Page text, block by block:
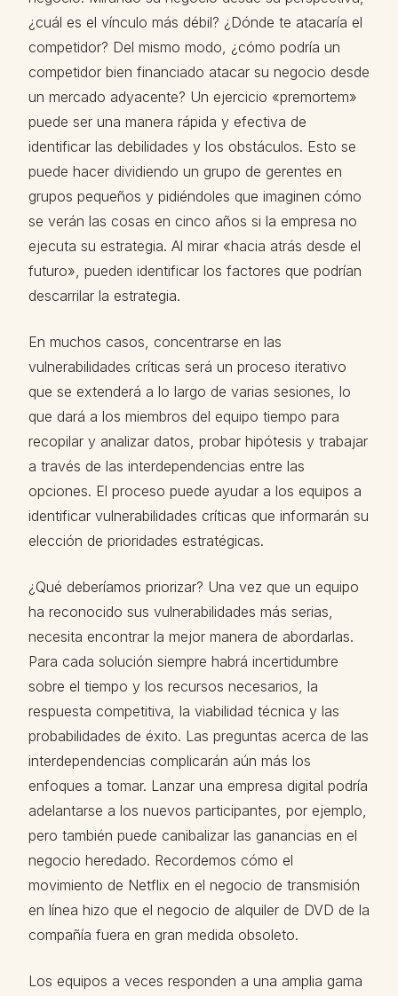
¿cuál es el vínculo más débil? ¿Dónde te atacaría el
competidor? Del mismo modo, ¿cómo podría un
competidor bien financiado atacar su negocio desde
un mercado adyacente? Un ejercicio «premortem»
puede ser una manera rápida y efectiva de
identificar las debilidades y los obstáculos. Esto se
puede hacer dividiendo un grupo de gerentes en
grupos pequeños y pidiéndoles que imaginen cómo
se verán las cosas en cinco años si la empresa no
ejecuta su estrategia. Al mirar «hacia atrás desde el
futuro», pueden identificar los factores que podrían
descarrilar la estrategia.
En muchos casos, concentrarse en las
vulnerabilidades críticas será un proceso iterativo
que se extenderá a lo largo de varias sesiones, lo
que dará a los miembros del equipo tiempo para
recopilar y analizar datos, probar hipótesis y trabajar
a través de las interdependencias entre las
opciones. El proceso puede ayudar a los equipos a
identificar vulnerabilidades críticas que informarán su
elección de prioridades estratégicas.
¿Qué deberíamos priorizar? Una vez que un equipo
ha reconocido sus vulnerabilidades más serias,
necesita encontrar la mejor manera de abordarlas.
Para cada solución siempre habrá incertidumbre
sobre el tiempo y los recursos necesarios, la
respuesta competitiva, la viabilidad técnica y las
probabilidades de éxito. Las preguntas acerca de las
interdependencias complicarán aún más los
enfoques a tomar. Lanzar una empresa digital podría
adelantarse a los nuevos participantes, por ejemplo,
pero también puede canibalizar las ganancias en el
negocio heredado. Recordemos cómo el
movimiento de Netflix en el negocio de transmisión
en línea hizo que el negocio de alquiler de DVD de la
compañía fuera en gran medida obsoleto.
Los equipos a veces responden a una amplia gama